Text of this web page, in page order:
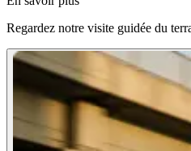
Regardez notre visite guidée du